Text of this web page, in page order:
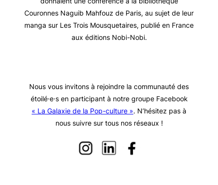
Couronnes Naguib Mahfouz de Paris, au sujet de leur
manga sur Les Trois Mousquetaires, publié en France
aux éditions Nobi-Nobi.
Nous vous invitons à rejoindre la communauté des
étoilé·e·s en participant à notre groupe Facebook
« La Galaxie de la Pop-culture ». N’hésitez pas à
nous suivre sur tous nos réseaux !